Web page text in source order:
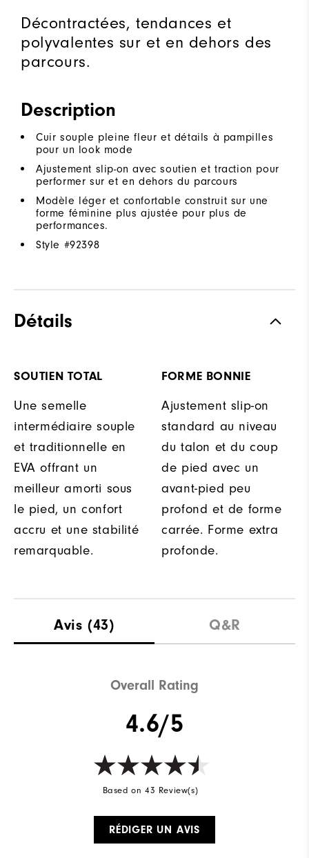
Décontractées, tendances et
polyvalentes sur et en dehors des
parcours.
Description
Cuir souple pleine fleur et détails à pampilles
pour un look mode
Ajustement slip-on avec soutien et traction pour
performer sur et en dehors du parcours
Modèle léger et confortable construit sur une
forme féminine plus ajustée pour plus de
performances.
Style #92398
Détails
SOUTIEN TOTAL
Une semelle
intermédiaire souple
et traditionnelle en
EVA offrant un
meilleur amorti sous
le pied, un confort
accru et une stabilité
remarquable.
FORME BONNIE
Ajustement slip-on
standard au niveau
du talon et du coup
de pied avec un
avant-pied peu
profond et de forme
carrée. Forme extra
profonde.
Avis (43) Q&R
Overall Rating
4.6/5
Based on 43 Review(s)
RÉDIGER UN AVIS